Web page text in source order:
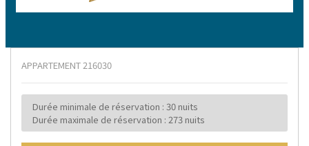
APPARTEMENT 216030
Durée minimale de réservation : 30 nuits
Durée maximale de réservation : 273 nuits